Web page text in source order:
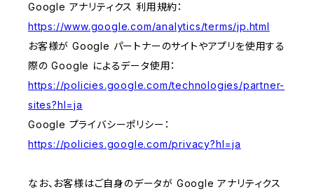
Google アナリティクス 利用規約：
https://www.google.com/analytics/terms/jp.html
お客様が Google パートナーのサイトやアプリを使用する
際の Google によるデータ使用：
https://policies.google.com/technologies/partner-
sites?hl=ja
Google プライバシーポリシー：
https://policies.google.com/privacy?hl=ja
なお、お客様はご自身のデータが Google アナリティクス